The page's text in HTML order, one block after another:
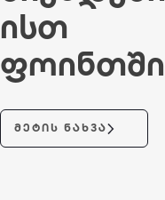
Ისთ
Ფოინთში
ᲛᲔᲢᲘᲡ ᲜᲐᲮᲕᲐ